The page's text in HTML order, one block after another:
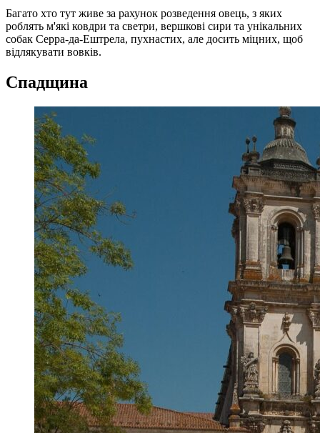
Багато хто тут живе за рахунок розведення овець, з яких
роблять м'які ковдри та светри, вершкові сири та унікальних
собак Серра-да-Ештрела, пухнастих, але досить міцних, щоб
відлякувати вовків.
Спадщина